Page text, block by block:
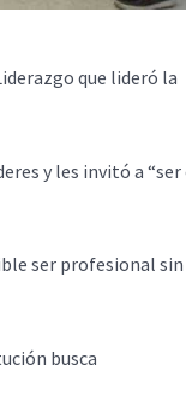
que lideró la
y les invitó a “ser
ser profesional sin
busca